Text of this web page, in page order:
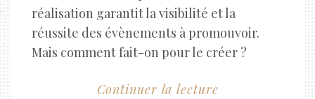
réalisation garantit la visibilité et la
réussite des évènements à promouvoir.
Mais comment fait-on pour le créer ?
Continuer la lecture